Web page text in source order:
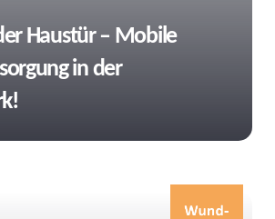
Haustür – Mobile
in der